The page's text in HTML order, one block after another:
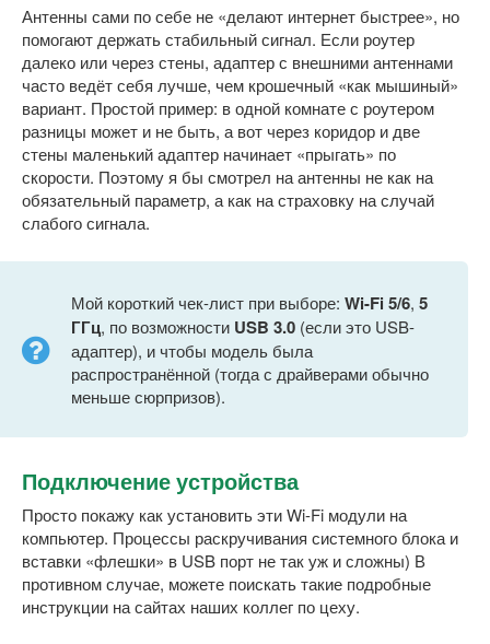
Антенны сами по себе не «делают интернет быстрее», но
помогают держать стабильный сигнал. Если роутер
далеко или через стены, адаптер с внешними антеннами
часто ведёт себя лучше, чем крошечный «как мышиный»
вариант. Простой пример: в одной комнате с роутером
разницы может и не быть, а вот через коридор и две
стены маленький адаптер начинает «прыгать» по
скорости. Поэтому я бы смотрел на антенны не как на
обязательный параметр, а как на страховку на случай
слабого сигнала.
Мой короткий чек-лист при выборе: Wi-Fi 5/6, 5
ГГц, по возможности USB 3.0 (если это USB-
адаптер), и чтобы модель была
распространённой (тогда с драйверами обычно
меньше сюрпризов).
Подключение устройства
Просто покажу как установить эти Wi-Fi модули на
компьютер. Процессы раскручивания системного блока и
вставки «флешки» в USB порт не так уж и сложны) В
противном случае, можете поискать такие подробные
инструкции на сайтах наших коллег по цеху.